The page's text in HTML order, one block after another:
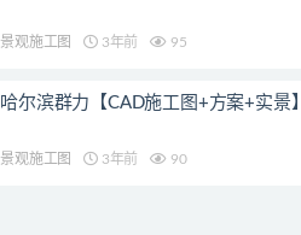
景观施工图 3年前 95
哈尔滨群力【CAD施工图+方案+实景】
景观施工图 3年前 90